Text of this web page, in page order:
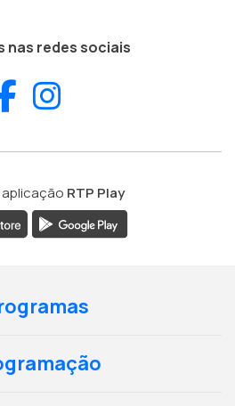
nas redes sociais
Facebook
RTP Play